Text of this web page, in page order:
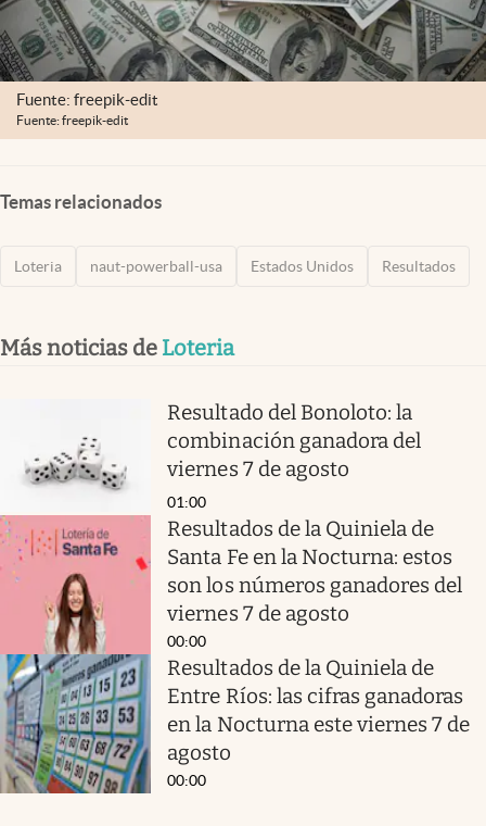
Fuente: freepik-edit
Fuente: freepik-edit
Temas relacionados
Loteria naut-powerball-usa Estados Unidos Resultados
Más noticias de Loteria
Resultado del Bonoloto: la
combinación ganadora del
viernes 7 de agosto
01:00
Resultados de la Quiniela de
Santa Fe en la Nocturna: estos
son los números ganadores del
viernes 7 de agosto
00:00
Resultados de la Quiniela de
Entre Ríos: las cifras ganadoras
en la Nocturna este viernes 7 de
agosto
00:00